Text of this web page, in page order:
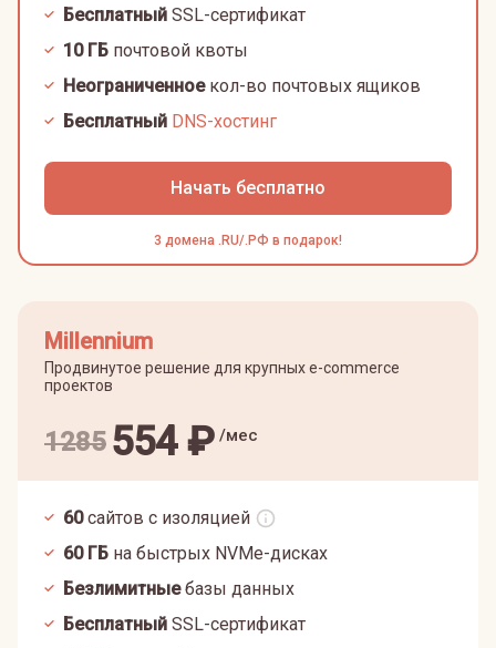
Бесплатный SSL-сертификат
10ГБ почтовой квоты
Неограниченноекол-во почтовых ящиков
Бесплатный DNS-хостинг
Начать бесплатно
3 домена .RU/.РФ в подарок!
Millennium
Продвинутое решение для крупных e-commerce
проектов
1285 554₽ /мес
60 сайтов с изоляцией
60ГБ на быстрых NVMe-дисках
Безлимитныебазы данных
Бесплатный SSL-сертификат